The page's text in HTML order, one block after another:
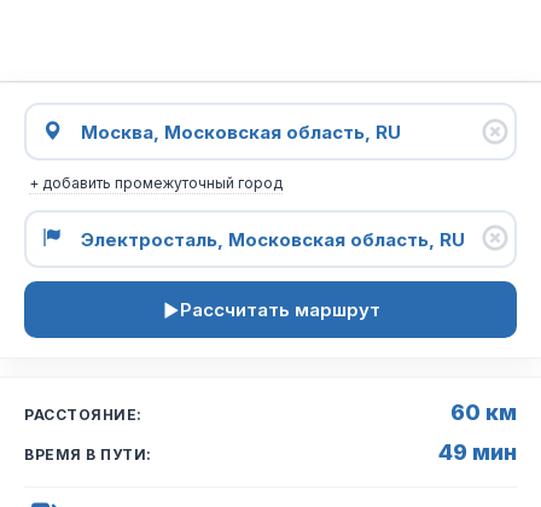
+ добавить промежуточный город
Рассчитать маршрут
РАССТОЯНИЕ: 60 км
ВРЕМЯ В ПУТИ: 49 мин